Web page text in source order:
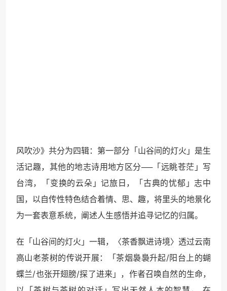
风吹沙》共分为四辑：第一部分「山谷间的灯火」是生
活记趣，其他的地志诗用地方区分──「远眺苍茫」写
台湾，「变换的云朵」记旅日，「古典的忧郁」志中
国，以自传性特色结合着情、思、趣，将里头的地景化
为一套表意系统，阐述人生感悟并追寻记忆的归属。
在「山谷间的灯火」一辑，〈茶香飘进诗境〉透过云南
高山老茶树的传说开展：「茶烟裊裊升起/阳台上的蝴
蝶兰/也张开翅膀/探了进来」，作者召唤自然的生命，